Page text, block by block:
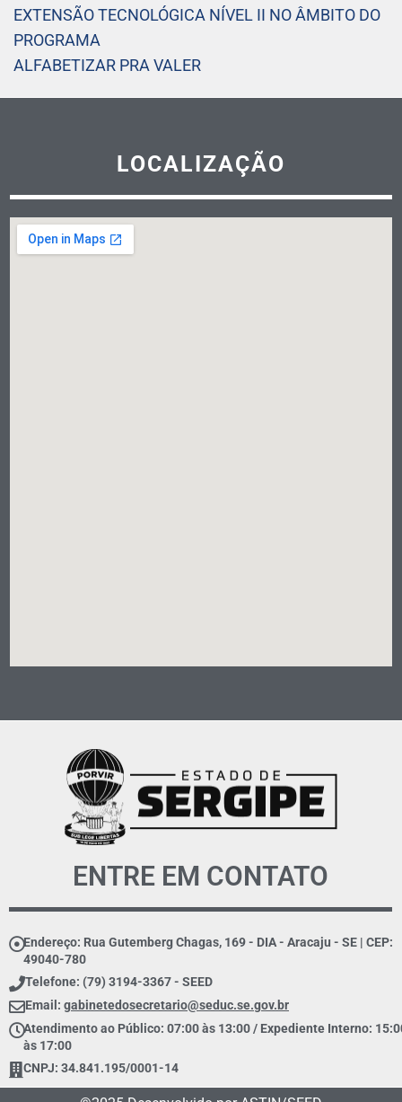
EXTENSÃO TECNOLÓGICA NÍVEL II NO ÂMBITO DO
PROGRAMA
ALFABETIZAR PRA VALER
LOCALIZAÇÃO
ENTRE EM CONTATO
Endereço: Rua Gutemberg Chagas, 169 - DIA - Aracaju - SE | CEP:
49040-780
Telefone: (79) 3194-3367 - SEED
Email: gabinetedosecretario@seduc.se.gov.br
Atendimento ao Público: 07:00 às 13:00 / Expediente Interno:
às 17:00
CNPJ: 34.841.195/0001-14